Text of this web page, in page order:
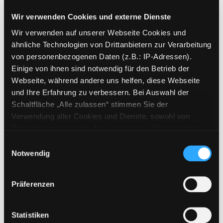
Wir verwenden Cookies und externe Dienste
Wir verwenden auf unserer Webseite Cookies und
ähnliche Technologien von Drittanbietern zur Verarbeitung
von personenbezogenen Daten (z.B.: IP-Adressen).
Einige von ihnen sind notwendig für den Betrieb der
Webseite, während andere uns helfen, diese Webseite
und Ihre Erfahrung zu verbessern. Bei Auswahl der
Schaltfläche „Alle zulassen“ stimmen Sie der
Verwendung aller Cookies und Dienste, sowohl von
Cookies von Drittanbietern, eine Verarbeitung in
unsicheren Drittländern (Länder außerhalb des EWR
ohne adäquates Datenschutzniveau) stattfinden kann. In
diesem Zusammenhang können aktuell Risiken für
Eine Verarbeitung durch solche Cookies oder Dienste
Notwendig
Präferenzen
Statistiken
Frist:
Barcode:2308SB03500
Standort 3:
Zweigstelle:Ost - Schillerstraße
Signatur:JE.M BOH
Vorbestellungen:
Frist:28.08.2026
Standort 3: